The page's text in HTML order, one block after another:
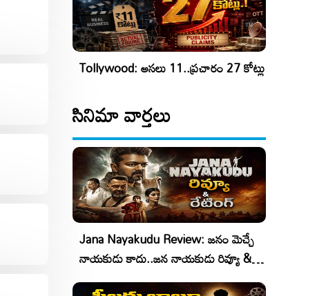
Tollywood: అసలు 11..ప్రచారం 27 కోట్లు
సినిమా వార్తలు
Jana Nayakudu Review: జనం మెచ్చే
నాయకుడు కాదు..జన నాయకుడు రివ్యూ &
రేటింగ్!